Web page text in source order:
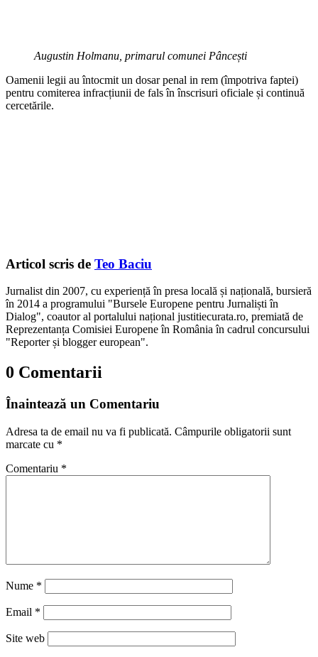
Augustin Holmanu, primarul comunei Pâncești
Oamenii legii au întocmit un dosar penal in rem (împotriva faptei)
pentru comiterea infracțiunii de fals în înscrisuri oficiale și continuă
cercetările.
Articol scris de Teo Baciu
Jurnalist din 2007, cu experiență în presa locală și națională, bursieră
în 2014 a programului "Bursele Europene pentru Jurnaliști în
Dialog", coautor al portalului național justitiecurata.ro, premiată de
Reprezentanța Comisiei Europene în România în cadrul concursului
"Reporter și blogger european".
0 Comentarii
Înaintează un Comentariu
Adresa ta de email nu va fi publicată. Câmpurile obligatorii sunt
marcate cu *
Comentariu *
Nume *
Email *
Site web